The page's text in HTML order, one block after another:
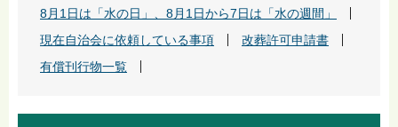
8月1日は「水の日」、8月1日から7日は「水の週間」
現在自治会に依頼している事項
改葬許可申請書
有償刊行物一覧